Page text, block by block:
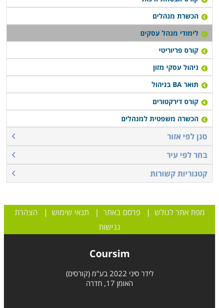
הכשרת מנהלים
לימודי מנהל עסקים
קורס פריוריטי
ניהול עסקי מזון
תואר BA בניהול
קורס דירקטורים
הכשרה משפטית למנהלים
סנן לפי אזור
בחר לפי עיר
קטגוריות קשורות
מפת אתר לגולש |פרסם באתר | תנאי שימוש | הצהרת
נגישות
Coursim
לידר סיני 2022 בע"מ (קורסים)
האומן 17, חדרה